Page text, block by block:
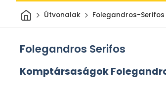
Otthon
Útvonalak Folegandros-Serifos
Folegandros Serifos
Komptársaságok